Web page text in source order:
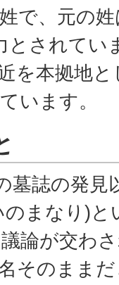
で、元の
とされて
を本拠地
います。
墓誌の発見
のまなり)
論が交わ
そのまま